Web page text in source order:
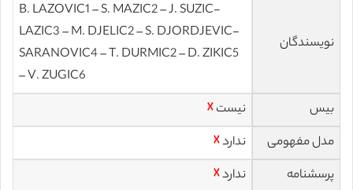
نویسندگان
B. LAZOVIC1 – S. MAZIC2 – J. SUZIC-
LAZIC3 – M. DJELIC2 – S. DJORDJEVIC-
SARANOVIC4 – T. DURMIC2 – D. ZIKIC5
– V. ZUGIC6
بیس
نیست☓
مدل مفهومی
ندارد☓
پرسشنامه
ندارد☓